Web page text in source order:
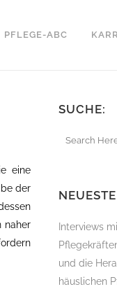
PFLEGE-ABC
eine
der
naher
SUCHE:
Interviews
und die
häuslichen